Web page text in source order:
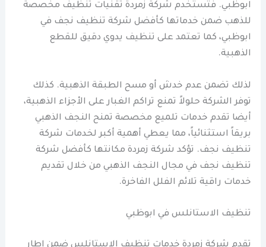
ابوظبي. فتستخدم شركة زمردة تقنيات تنظيف مخصصة
للذهب ضمن خدماتها كأفضل شركة تنظيف نجف في
ابوظبي، كما تعتمد على تنظيف يدوي دقيق للقطع
الذهبية.
لذلك تضمن عدم خدش أو مسح الطبقة الذهبية. كذلك
توفر الشركة حلولاً تمنع تراكم الغبار على الأجزاء الذهبية،
أيضا تقدم خدمات تلميع مخصصة تمنح النجف الذهبي
بريقاً استثنائياً، مما يعطي أهمية أكبر لخدمات شركة
تنظيف نجف. تؤكد شركة زمردة مكانتها كأفضل شركة
تنظيف نجف في مجال النجف الذهبي من خلال تقديم
خدمات راقية تلائم الفلل الفاخرة.
تنظيف الاستانلس في ابوظبي
تقدم شركة زمردة خدمات تنظيف الاستانلس ضمن إطار